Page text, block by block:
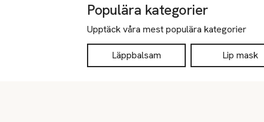
Populära kategorier
Upptäck våra mest populära kategorier
Läppbalsam Lip mask